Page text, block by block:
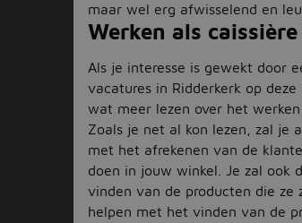
maar wel erg afwisselend en
Werken als
Als je interesse is gewekt door
vacatures in Ridderkerk op
wat meer lezen over het werken
Zoals je net al kon lezen, zal je
met het afrekenen van de
doen in jouw winkel. Je zal ook
vinden van de producten die ze
helpen met het vinden van de